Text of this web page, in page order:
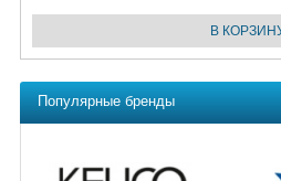
Популярные бренды